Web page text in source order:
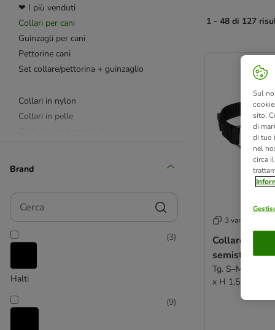
❤ I più venduti
Collari per cani
Guinzagli per cani
Pettorine cani
Set collare/pettorina + guinzaglio
Collari in nylon
Collari in pelle
Guinzagli avvolgibili flexi
Guinzagli in nylon
Guinzagli in pelle
Guinzagli in altri materiali
Brand
Cerca
Halti
(3)
(9)
1 - 48 di 127
product items
3 varianti
Collare Trixie
Tg. S–M:
x H 1,5 cm
Sul
sito.
di
di tuo
nel
circa